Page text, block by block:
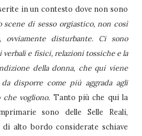
in un contesto dove non sono
scene di sesso orgiastico, non così
disturbante. Ci sono
e fisici, relazioni tossiche e la
della donna, che qui viene
disporre come più aggrada agli
vogliono. Tanto più che qui la
sono delle Selle Reali,
alto bordo considerate schiave